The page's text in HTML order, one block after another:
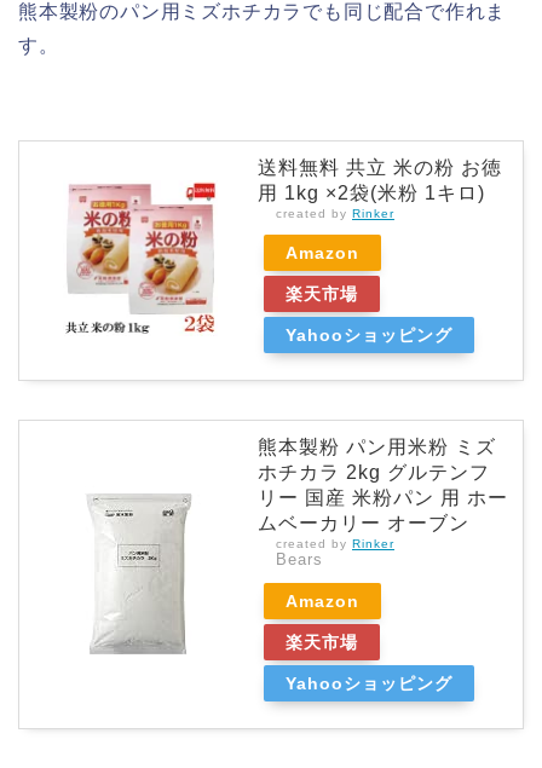
熊本製粉のパン用ミズホチカラでも同じ配合で作れま
す。
送料無料 共立 米の粉 お徳
用 1kg ×2袋(米粉 1キロ)
created by Rinker
Amazon
楽天市場
Yahooショッピング
熊本製粉 パン用米粉 ミズ
ホチカラ 2kg グルテンフ
リー 国産 米粉パン 用 ホー
ムベーカリー オーブン
created by Rinker
Bears
Amazon
楽天市場
Yahooショッピング